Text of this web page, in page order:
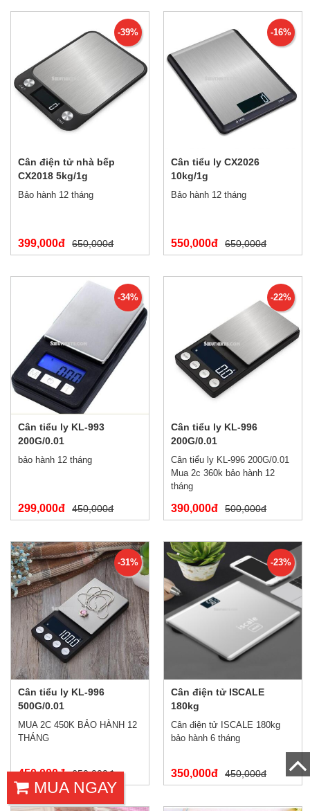
MUA NGAY
-39%
Cân điện tử nhà bếp
CX2018 5kg/1g
Bảo hành 12 tháng
399,000đ 650,000đ
-16%
Cân tiểu ly CX2026
10kg/1g
Bảo hành 12 tháng
550,000đ 650,000đ
-34%
Cân tiểu ly KL-993
200G/0.01
bảo hành 12 tháng
299,000đ 450,000đ
-22%
Cân tiểu ly KL-996
200G/0.01
Cân tiểu ly KL-996 200G/0.01
Mua 2c 360k bảo hành 12
tháng
390,000đ 500,000đ
-31%
Cân tiểu ly KL-996
500G/0.01
MUA 2C 450K BẢO HÀNH 12
THÁNG
450,000đ 650,000đ
-23%
Cân điện tử ISCALE
180kg
Cân điện tử ISCALE 180kg
bảo hành 6 tháng
350,000đ 450,000đ